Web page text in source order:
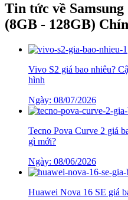
Tin tức về
(8GB - 128GB)
Vivo S2 giá bao nhiêu?
hình
Ngày: 08/07/2026
Tecno Pova Curve 2 giá
gì mới?
Ngày: 08/06/2026
Huawei Nova 16 SE giá